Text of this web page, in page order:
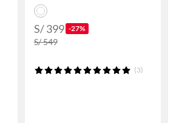
S/ 399 -27%
S/ 549
(3)